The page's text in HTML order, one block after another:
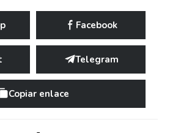
Facebook
Telegram
Copiar enlace